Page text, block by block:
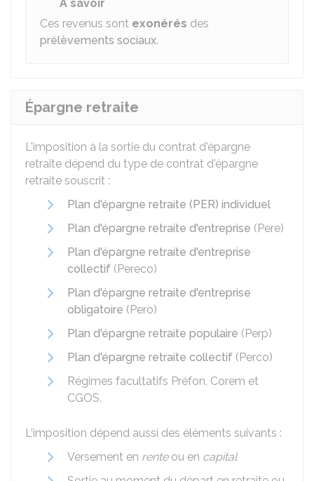
À savoir
Ces revenus sont exonérés des
prélèvements sociaux.
Épargne retraite
L'imposition à la sortie du contrat d'épargne
retraite dépend du type de contrat d'épargne
retraite souscrit :
Plan d'épargne retraite (PER) individuel
Plan d'épargne retraite d'entreprise (Pere)
Plan d'épargne retraite d'entreprise
collectif (Pereco)
Plan d'épargne retraite d'entreprise
obligatoire (Pero)
Plan d'épargne retraite populaire (Perp)
Plan d'épargne retraite collectif (Perco)
Régimes facultatifs Préfon, Corem et
CGOS.
L'imposition dépend aussi des éléments suivants :
Versement en renteou en capital